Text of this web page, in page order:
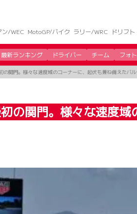
ン/WEC MotoGP/バイク ラリー/WRC ドリフト
最新ランキング ドライバー チーム フォト
の関門。様々な速度域のコーナーに、起伏も兼ね備えたバ
の関門。様々な速度